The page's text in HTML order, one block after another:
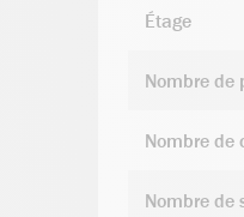
Étage
Nombre de
Nombre de
Nombre de